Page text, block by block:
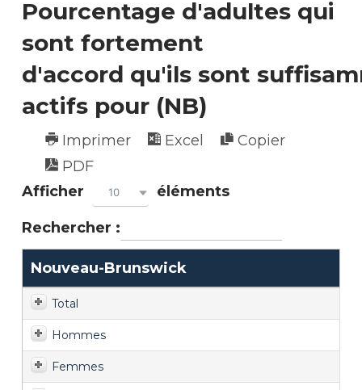
Pourcentage d'adultes qui
sont fortement
d'accord qu'ils sont
actifs pour (NB)
Imprimer Excel
Copier
PDF
Afficher
10 éléments
Rechercher :
Nouveau-Brunswick
Total
Hommes
Femmes